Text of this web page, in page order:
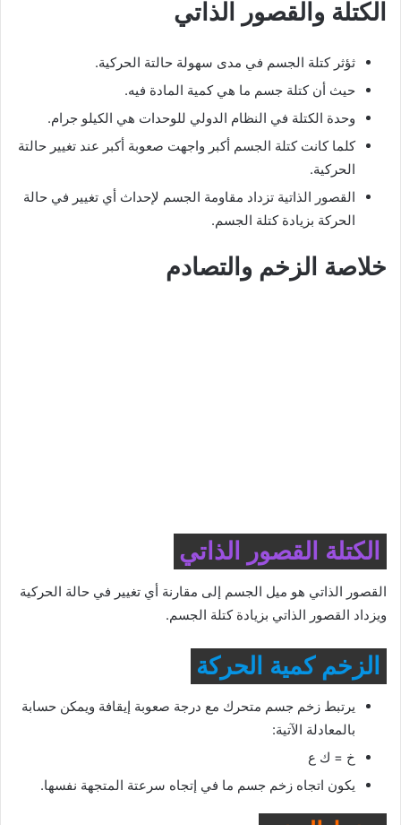
الكتلة والقصور الذاتي
ثؤثر كتلة الجسم في مدى سهولة حالتة الحركية.
حيث أن كتلة جسم ما هي كمية المادة فيه.
وحدة الكتلة في النظام الدولي للوحدات هي الكيلو جرام.
كلما كانت كتلة الجسم أكبر واجهت صعوبة أكبر عند تغيير حالتة
الحركية.
القصور الذاتية تزداد مقاومة الجسم لإحداث أي تغيير في حالة
الحركة بزيادة كتلة الجسم.
خلاصة الزخم والتصادم
الكتلة القصور الذاتي
القصور الذاتي هو ميل الجسم إلى مقارنة أي تغيير في حالة الحركية
ويزداد القصور الذاتي بزيادة كتلة الجسم.
الزخم كمية الحركة
يرتبط زخم جسم متحرك مع درجة صعوبة إيقافة ويمكن حسابة
بالمعادلة الآتية:
خ = ك ع
يكون اتجاه زخم جسم ما في إتجاه سرعتة المتجهة نفسها.